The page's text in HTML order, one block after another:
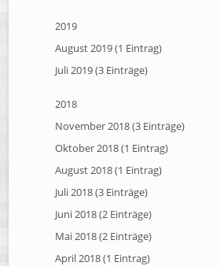
2019
August 2019 (1 Eintrag)
Juli 2019 (3 Einträge)
2018
November 2018 (3 Einträge)
Oktober 2018 (1 Eintrag)
August 2018 (1 Eintrag)
Juli 2018 (3 Einträge)
Juni 2018 (2 Einträge)
Mai 2018 (2 Einträge)
April 2018 (1 Eintrag)